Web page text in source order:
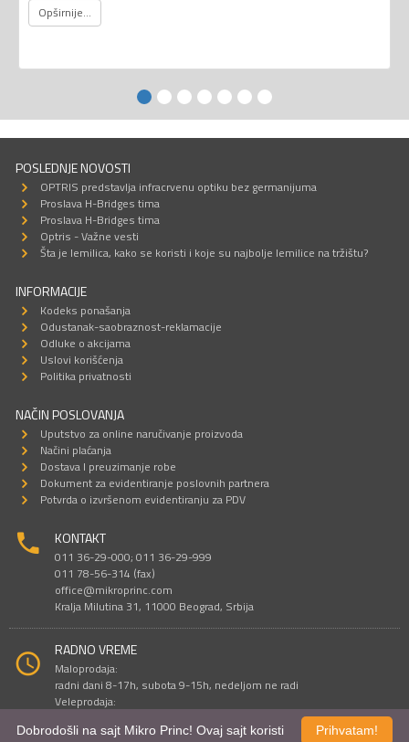
Opširnije...
POSLEDNJE NOVOSTI
OPTRIS predstavlja infracrvenu optiku bez germanijuma
Proslava H-Bridges tima
Proslava H-Bridges tima
Optris - Važne vesti
Šta je lemilica, kako se koristi i koje su najbolje lemilice na tržištu?
INFORMACIJE
Kodeks ponašanja
Odustanak-saobraznost-reklamacije
Odluke o akcijama
Uslovi korišćenja
Politika privatnosti
NAČIN POSLOVANJA
Uputstvo za online naručivanje proizvoda
Načini plaćanja
Dostava I preuzimanje robe
Dokument za evidentiranje poslovnih partnera
Potvrda o izvršenom evidentiranju za PDV
KONTAKT
011 36-29-000; 011 36-29-999
011 78-56-314 (fax)
office@mikroprinc.com
Kralja Milutina 31, 11000 Beograd, Srbija
RADNO VREME
Maloprodaja:
radni dani 8-17h, subota 9-15h, nedeljom ne radi
Veleprodaja:
Prihvatam!
Dobrodošli na sajt Mikro Princ! Ovaj sajt koristi